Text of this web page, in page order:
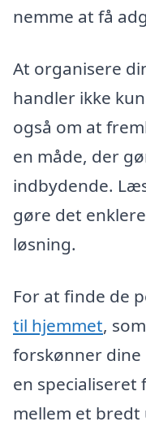
nemme at få
At organisere
handler ikke
også om at
en måde, der
indbydende.
gøre det
løsning.
For at finde de
til hjemmet,
forskønner dine
en
mellem et bredt